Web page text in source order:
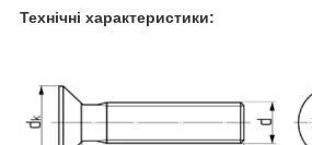
Технічні характеристики: